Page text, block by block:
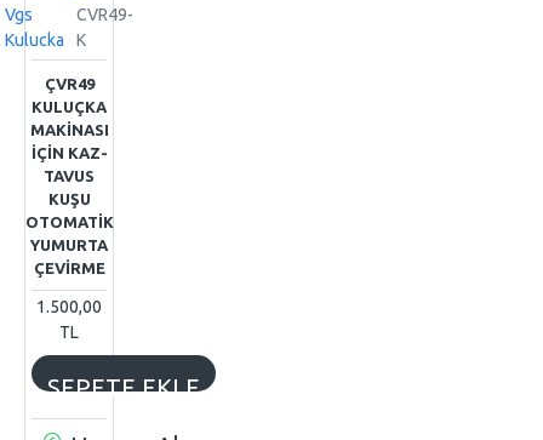
Vgs
Kulucka
CVR49-
K
ÇVR49
KULUÇKA
MAKİNASI
İÇİN KAZ-
TAVUS
KUŞU
OTOMATİK
YUMURTA
ÇEVİRME
1.500,00
TL
SEPETE EKLE